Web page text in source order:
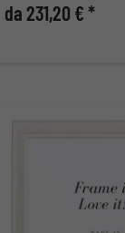
da 231,20 € *